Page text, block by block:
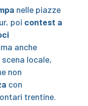
nelle piazze
poi contest a
anche
locale,
non
con
trentine.